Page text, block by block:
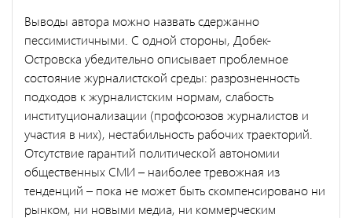
Выводы автора можно назвать сдержанно
пессимистичными. С одной стороны, Добек-
Островска убедительно описывает проблемное
состояние журналистской среды: разрозненность
подходов к журналистским нормам, слабость
институционализации (профсоюзов журналистов и
участия в них), нестабильность рабочих траекторий.
Отсутствие гарантий политической автономии
общественных СМИ – наиболее тревожная из
тенденций – пока не может быть скомпенсировано ни
рынком, ни новыми медиа, ни коммерческим